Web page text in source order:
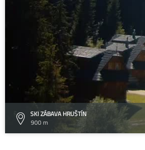
SKI ZÁBAVA HRUŠTÍN
900 m